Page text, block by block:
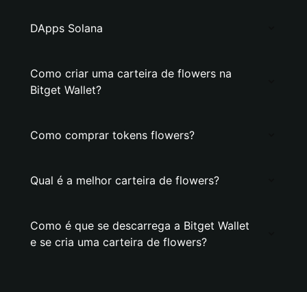
DApps Solana
Como criar uma carteira de flowers na
Bitget Wallet?
Como comprar tokens flowers?
Qual é a melhor carteira de flowers?
Como é que se descarrega a Bitget Wallet
e se cria uma carteira de flowers?